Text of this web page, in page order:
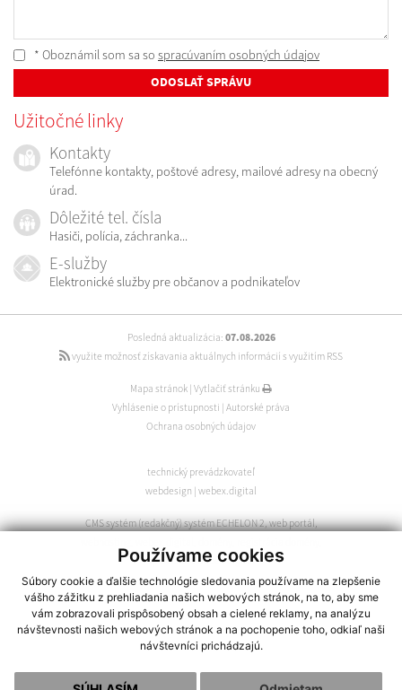
Používame cookies
Súbory cookie a ďalšie technológie sledovania používame na zlepšenie
vášho zážitku z prehliadania našich webových stránok, na to, aby sme
vám zobrazovali prispôsobený obsah a cielené reklamy, na analýzu
návštevnosti našich webových stránok a na pochopenie toho, odkiaľ naši
návštevníci prichádzajú.
* Oboznámil som sa so spracúvaním osobných údajov
ODOSLAŤ SPRÁVU
Užitočné linky
Kontakty
Telefónne kontakty, poštové adresy, mailové adresy na obecný
úrad.
Dôležité tel. čísla
Hasiči, polícia, záchranka...
E-služby
Elektronické služby pre občanov a podnikateľov
Posledná aktualizácia: 07.08.2026
využite možnosť získavania aktuálnych informácií s využitím RSS
Mapa stránok | Vytlačiť stránku
Vyhlásenie o prístupnosti | Autorské práva
Ochrana osobných údajov
technický prevádzkovateľ
webdesign | webex.digital
CMS systém (redakčný) systém ECHELON 2,web portál,
spoločnosť webex.digital